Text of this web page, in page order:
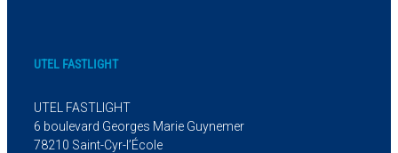
UTEL FASTLIGHT
UTEL FASTLIGHT
6 boulevard Georges Marie Guynemer
78210 Saint-Cyr-l’École